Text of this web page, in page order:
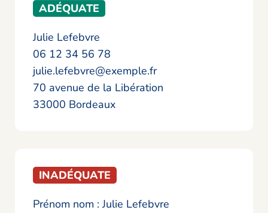
ADÉQUATE
Julie Lefebvre
06 12 34 56 78
julie.lefebvre@exemple.fr
70 avenue de la Libération
33000 Bordeaux
INADÉQUATE
Prénom nom : Julie Lefebvre